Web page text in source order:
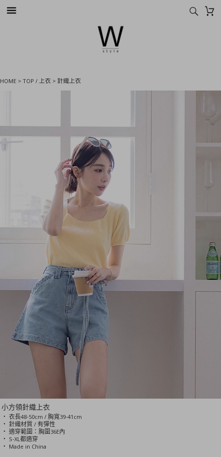
HOME >TOP / 上衣 > 針織上衣
小方領針織上衣
‧ 衣長48-50cm / 胸寬39-41cm
‧ 針織材質 / 有彈性
‧ 適穿範圍：胸圍36E內
‧ S-XL都適穿
‧ Made in China